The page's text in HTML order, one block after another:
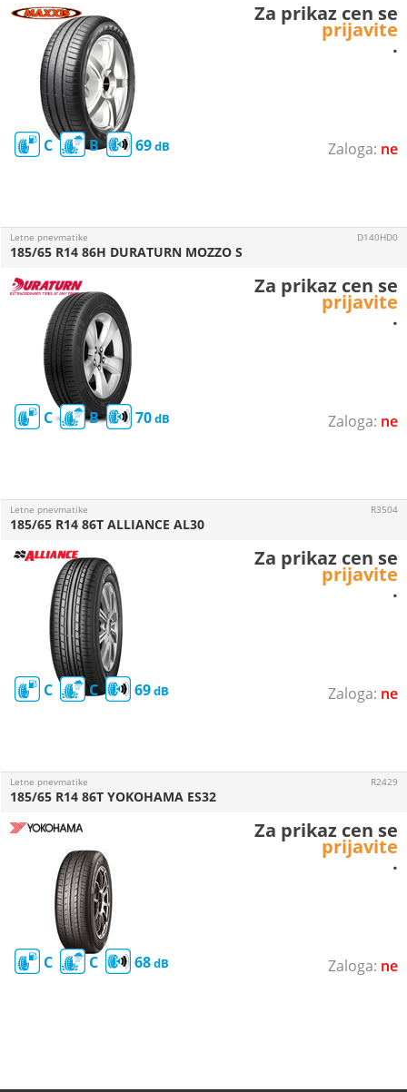
ne
C B 69
Za prikaz cen se
prijavite
.
ne
Letne pnevmatike
C B 70
185/65 R14 86H DURATURN MOZZO S
D140HD0
Za prikaz cen se
prijavite
.
ne
Letne pnevmatike
C C 69
185/65 R14 86T ALLIANCE AL30
R3504
Za prikaz cen se
prijavite
.
ne
Letne pnevmatike
C C 68
185/65 R14 86T YOKOHAMA ES32
R2429
Za prikaz cen se
prijavite
.